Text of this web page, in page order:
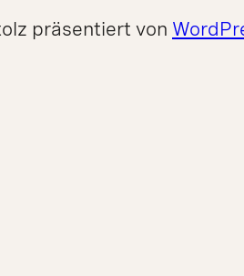
präsentiert von